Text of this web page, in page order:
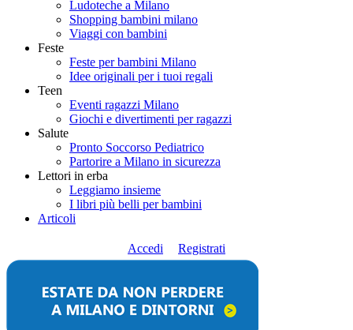
Ludoteche a Milano
Shopping bambini milano
Viaggi con bambini
Feste
Feste per bambini Milano
Idee originali per i tuoi regali
Teen
Eventi ragazzi Milano
Giochi e divertimenti per ragazzi
Salute
Pronto Soccorso Pediatrico
Partorire a Milano in sicurezza
Lettori in erba
Leggiamo insieme
I libri più belli per bambini
Articoli
Accedi Registrati